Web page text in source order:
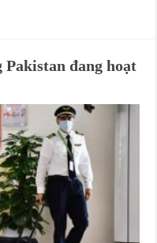
đang hoạt